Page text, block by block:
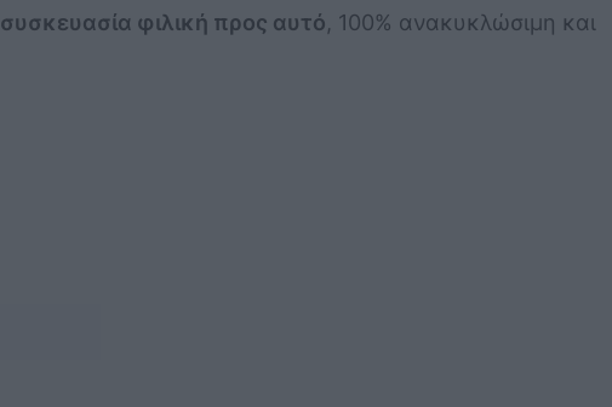
συσκευασία φιλική προς αυτό, 100% ανακυκλώσιμη και